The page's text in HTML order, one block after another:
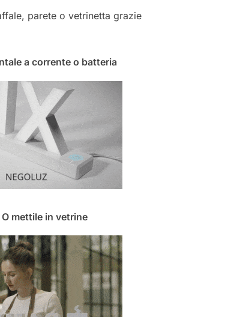
parete o vetrinetta grazie
a corrente o batteria
mettile in vetrine